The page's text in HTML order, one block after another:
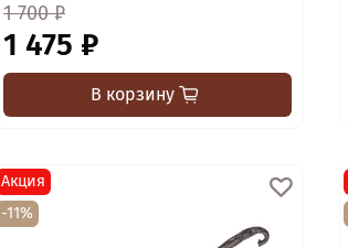
1 700 ₽
1 475 ₽
В корзину
Акция
-11%